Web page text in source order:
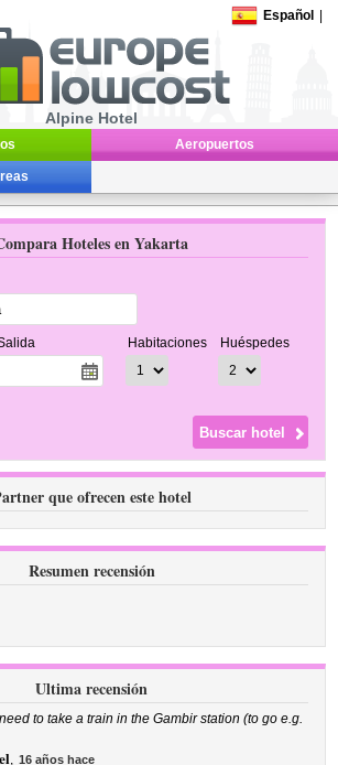
Español
Alpine Hotel
Aeropuertos
Hoteles en Yakarta
Habitaciones Huéspedes
que ofrecen este hotel
Resumen recensión
Ultima recensión
to take a train in the Gambir station (to go e.g.
, 16 años hace